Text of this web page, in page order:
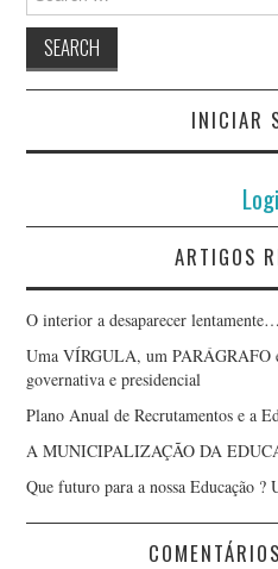
for:
INICIAR
ARTIGOS
O interior a desaparecer
Uma VÍRGULA, um PARÁGRAFO
governativa e presidencial
Plano Anual de Recrutamentos e a
A MUNICIPALIZAÇÃO DA
Que futuro para a nossa Educação ?